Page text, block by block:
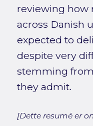
reviewing how
across Danish
expected to
despite very
stemming
they admit.
[Dette resumé er